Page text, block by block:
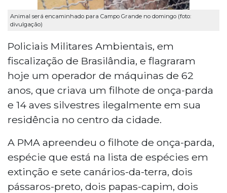
Animal será encaminhado para Campo Grande no domingo (foto:
divulgação)
Policiais Militares Ambientais, em
fiscalização de Brasilândia, e flagraram
hoje um operador de máquinas de 62
anos, que criava um filhote de onça-parda
e 14 aves silvestres ilegalmente em sua
residência no centro da cidade.
A PMA apreendeu o filhote de onça-parda,
espécie que está na lista de espécies em
extinção e sete canários-da-terra, dois
pássaros-preto, dois papas-capim, dois